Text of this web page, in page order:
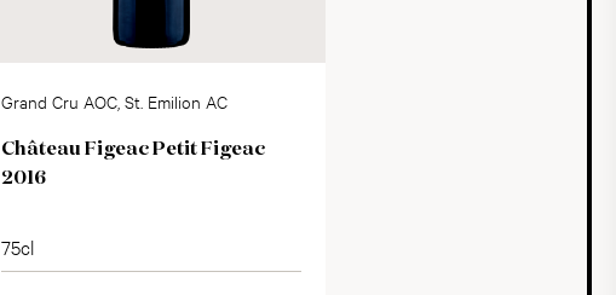
Grand Cru AOC, St. Emilion AC
Château Figeac Petit Figeac
2016
75cl